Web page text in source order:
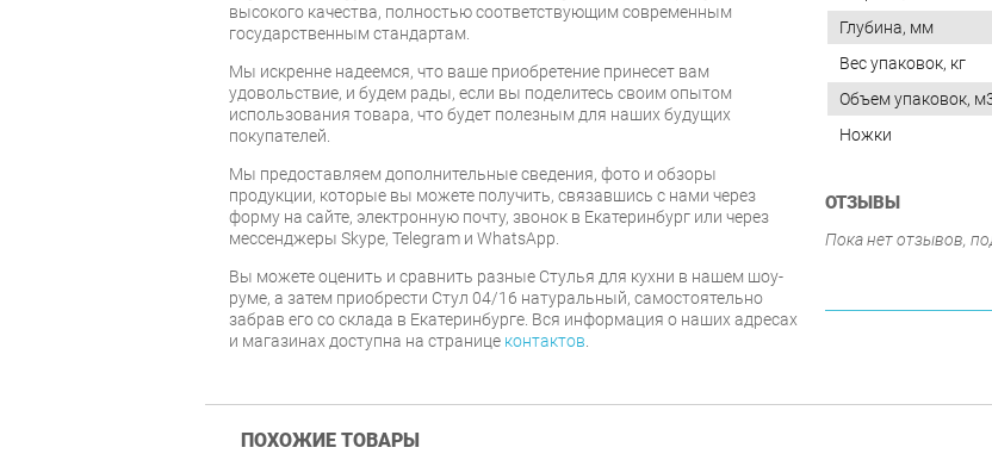
высокого качества, полностью соответствующим современным
государственным стандартам.
Мы искренне надеемся, что ваше приобретение принесет вам
удовольствие, и будем рады, если вы поделитесь своим опытом
использования товара, что будет полезным для наших будущих
покупателей.
Мы предоставляем дополнительные сведения, фото и обзоры
продукции, которые вы можете получить, связавшись с нами через
форму на сайте, электронную почту, звонок в Екатеринбург или через
мессенджеры Skype, Telegram и WhatsApp.
Вы можете оценить и сравнить разные Стулья для кухни в нашем шоу-
руме, а затем приобрести Стул 04/16 натуральный, самостоятельно
забрав его со склада в Екатеринбурге. Вся информация о наших адресах
и магазинах доступна на странице контактов
Глубина, мм
Вес упаковок, кг
Объем упаковок,
Ножки
ОТЗЫВЫ
Пока нет отзывов,
ПОХОЖИЕ ТОВАРЫ